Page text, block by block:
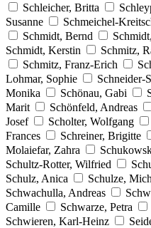
Schleicher, Britta
Susanne
Schmeichel-
Schmidt, Bernd
Schmidt, Kerstin
Schmitz,
Schmitz, Franz-Erich
Lohmar, Sophie
Schneider-
Monika
Schönau, Gabi
Marit
Schönfeld, Andreas
Josef
Scholter, Wolfgang
Frances
Schreiner, Brigitte
Molaiefar, Zahra
Schultz-Rotter, Wilfried
Schulz, Anica
Schulze,
Schwachulla, Andreas
Camille
Schwarze, Petra
Schwieren, Karl-Heinz